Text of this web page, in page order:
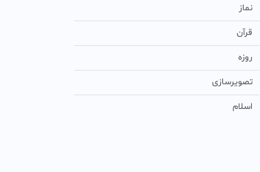
نماز
قرآن
روزه
تصویرسازی
اسلام